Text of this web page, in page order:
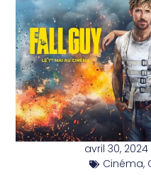
avril 30, 2024
Cinéma,